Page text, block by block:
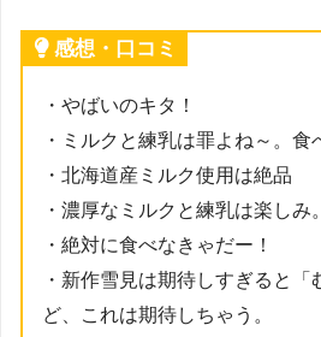
感想・口コミ
・やばいのキタ！
・ミルクと練乳は罪よね～。食
・北海道産ミルク使用は絶品
・濃厚なミルクと練乳は楽しみ。
・絶対に食べなきゃだー！
・新作雪見は期待しすぎると「
ど、これは期待しちゃう。